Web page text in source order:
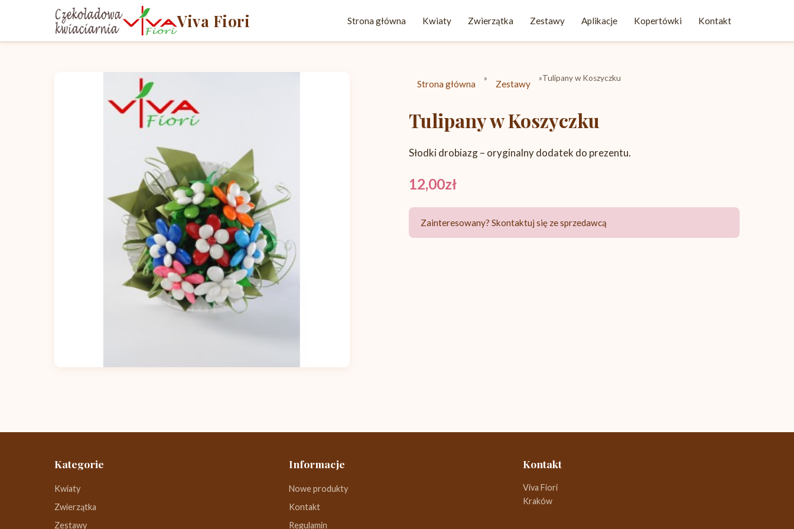
Viva Fiori Strona główna Kwiaty Zwierzątka Zestawy Aplikacje Kopertówki Kontakt
Strona główna
»
Zestawy
»Tulipany w Koszyczku
Tulipany w Koszyczku
Słodki drobiazg – oryginalny dodatek do prezentu.
12,00zł
Zainteresowany? Skontaktuj się ze sprzedawcą
Kategorie
Kwiaty
Zwierzątka
Zestawy
Informacje
Nowe produkty
Kontakt
Regulamin
Kontakt
Viva Fiori
Kraków